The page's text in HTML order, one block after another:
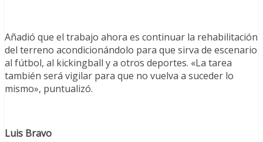
Añadió que el trabajo ahora es continuar la rehabilitación
del terreno acondicionándolo para que sirva de escenario
al fútbol, al kickingball y a otros deportes. «La tarea
también será vigilar para que no vuelva a suceder lo
mismo», puntualizó.
Luis Bravo